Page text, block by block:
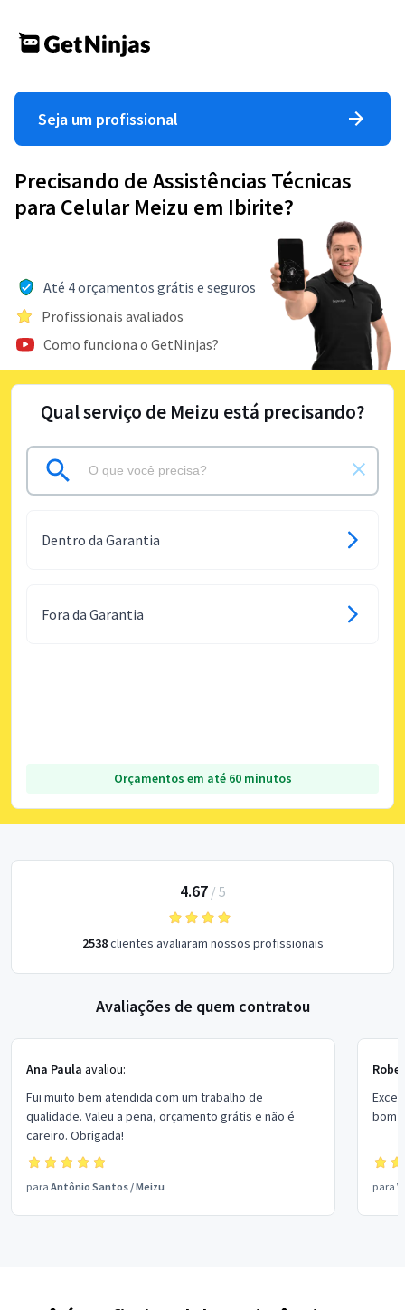
Seja um profissional
Precisando de Assistências Técnicas
para Celular Meizu em Ibirite?
Até 4 orçamentos grátis e seguros
Profissionais avaliados
Como funciona o GetNinjas?
Qual serviço de Meizu está precisando?
Dentro da Garantia
Fora da Garantia
Orçamentos em até 60 minutos
4.67/ 5
2538clientes avaliaram nossos profissionais
Avaliações de quem contratou
Ana Paula avaliou:
Fui muito bem atendida com um trabalho de
qualidade. Valeu a pena, orçamento grátis e não é
careiro. Obrigada!
para Antônio Santos /Meizu
bom
para